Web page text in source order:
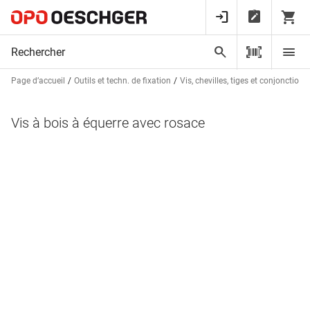
Page d’accueil Outils et techn. de fixation Vis, chevilles, tiges et conjonctions
Vis à bois à équerre avec rosace